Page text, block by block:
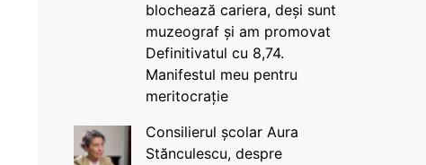
blochează cariera, deși sunt
muzeograf și am promovat
Definitivatul cu 8,74.
Manifestul meu pentru
meritocrație
Consilierul școlar Aura
Stănculescu, despre